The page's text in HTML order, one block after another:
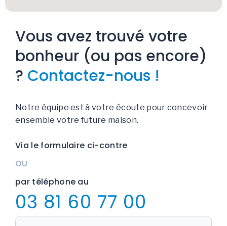
Vous avez trouvé votre
bonheur (ou pas encore)
? Contactez-nous !
Notre équipe est à votre écoute pour concevoir
ensemble votre future maison.
Via le formulaire ci-contre
OU
par téléphone au
03 81 60 77 00